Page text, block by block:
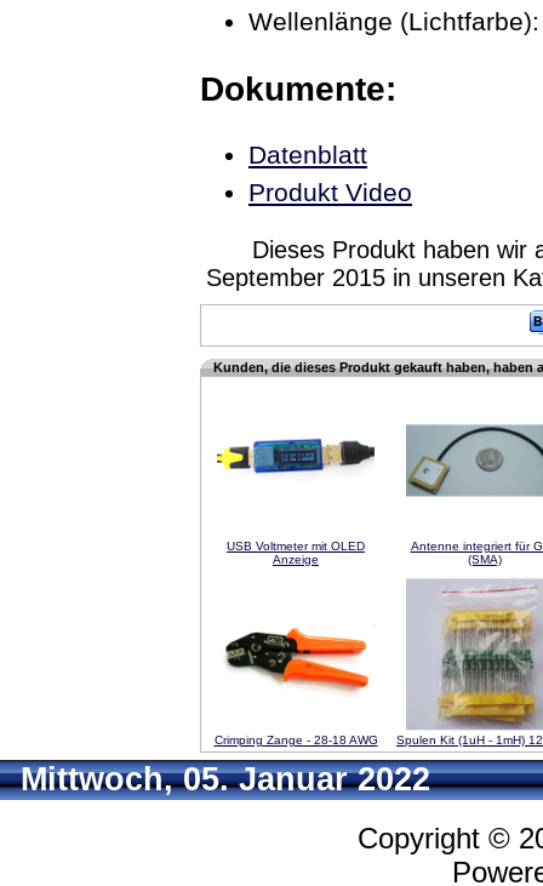
Wellenlänge
Dokumente:
Datenblatt
Produkt Video
Dieses Produkt haben wir
September 2015 in unseren
Kunden, die dieses Produkt gekauft haben, haben
USB Voltmeter mit OLED
Anzeige
Antenne integriert für
(SMA)
Crimping Zange - 28-18 AWG Spulen Kit (1uH - 1mH)
Mittwoch, 05. Januar 2022
Copyright ©